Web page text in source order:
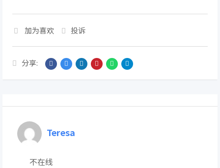
加为喜欢 投诉
分享:
Teresa
不在线